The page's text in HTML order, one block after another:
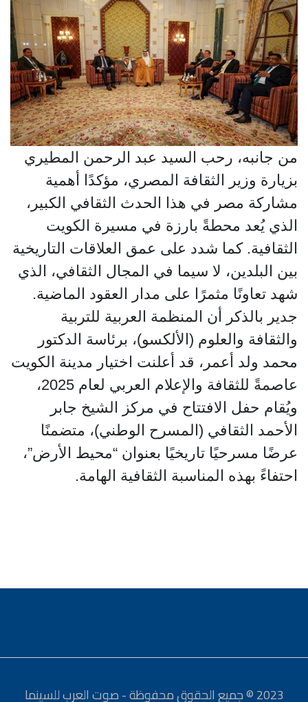
من جانبه، رحب السيد عبد الرحمن المطيري
بزيارة وزير الثقافة المصري، مؤكدًا أهمية
مشاركة مصر في هذا الحدث الثقافي الكبير،
الذي يُعد محطةً بارزة في مسيرة الكويت
الثقافية. كما شدد على عمق العلاقات التاريخية
بين البلدين، لا سيما في المجال الثقافي، الذي
شهد تعاونًا مثمرًا على مدار العقود الماضية.
جدير بالذكر أن المنظمة العربية للتربية
والثقافة والعلوم (الألكسو)، برئاسة الدكتور
محمد ولد أعمر، قد أعلنت اختيار مدينة الكويت
عاصمةً للثقافة والإعلام العربي لعام 2025،
ويُقام حفل الافتتاح في مركز الشيخ جابر
الأحمد الثقافي (المسرح الوطني)، متضمنًا
عرضًا مسرحيًا تاريخيًا بعنوان “محيط الأرض”،
احتفاءً بهذه المناسبة الثقافية الهامة.
2023 © جميع الحقوق محفوظة - صوت العرب للسينما